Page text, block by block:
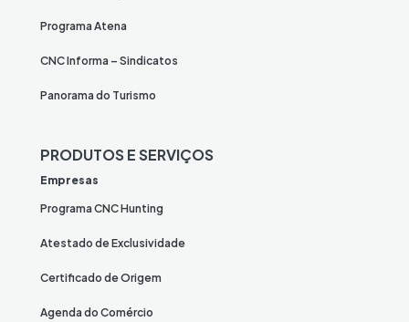
Programa Atena
CNC Informa – Sindicatos
Panorama do Turismo
PRODUTOS E SERVIÇOS
Empresas
Programa CNC Hunting
Atestado de Exclusividade
Certificado de Origem
Agenda do Comércio